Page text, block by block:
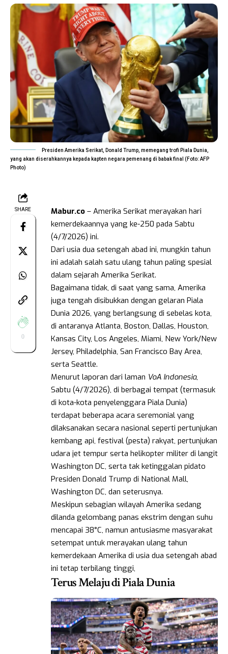
Presiden Amerika Serikat, Donald Trump, memegang trofi Piala Dunia,
yang akan diserahkannya kepada kapten negara pemenang di babak final (Foto: AFP
Photo)
SHARE
0
Mabur.co – Amerika Serikat merayakan hari
kemerdekaannya yang ke-250 pada Sabtu
(4/7/2026) ini.
Dari usia dua setengah abad ini, mungkin tahun
ini adalah salah satu ulang tahun paling spesial
dalam sejarah Amerika Serikat.
Bagaimana tidak, di saat yang sama, Amerika
juga tengah disibukkan dengan gelaran Piala
Dunia 2026, yang berlangsung di sebelas kota,
di antaranya Atlanta, Boston, Dallas, Houston,
Kansas City, Los Angeles, Miami, New York/New
Jersey, Philadelphia, San Francisco Bay Area,
serta Seattle.
Menurut laporan dari laman VoA Indonesia,
Sabtu (4/7/2026), di berbagai tempat (termasuk
di kota-kota penyelenggara Piala Dunia)
terdapat beberapa acara seremonial yang
dilaksanakan secara nasional seperti pertunjukan
kembang api, festival (pesta) rakyat, pertunjukan
udara jet tempur serta helikopter militer di langit
Washington DC, serta tak ketinggalan pidato
Presiden Donald Trump di National Mall,
Washington DC, dan seterusnya.
Meskipun sebagian wilayah Amerika sedang
dilanda gelombang panas ekstrim dengan suhu
mencapai 38°C, namun antusiasme masyarakat
setempat untuk merayakan ulang tahun
kemerdekaan Amerika di usia dua setengah abad
ini tetap terbilang tinggi,
Terus Melaju di Piala Dunia